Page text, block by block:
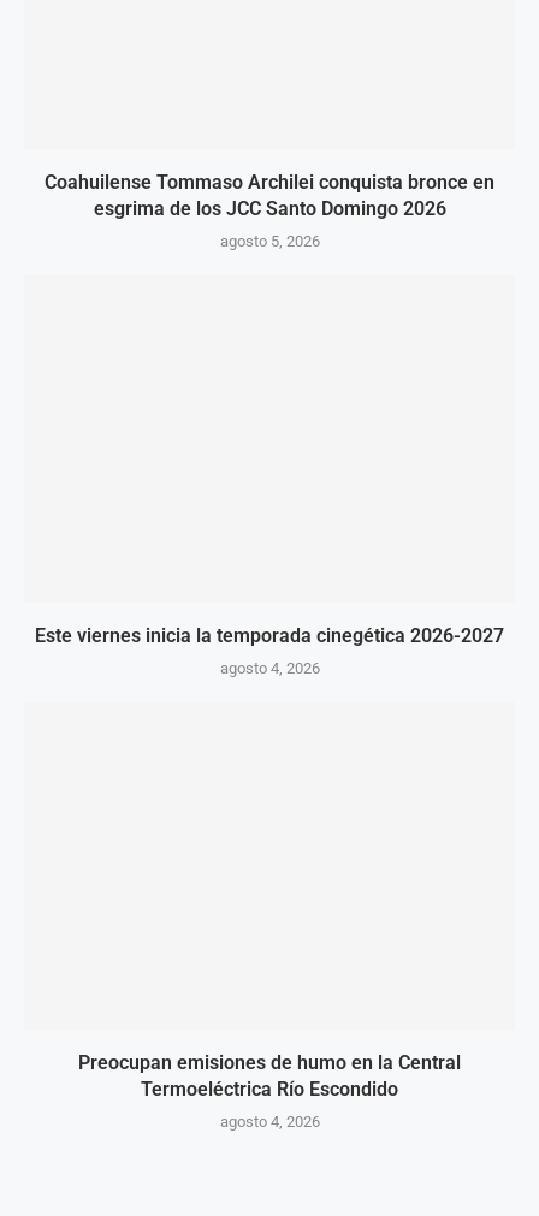
Coahuilense Tommaso Archilei conquista bronce en
esgrima de los JCC Santo Domingo 2026
agosto 5, 2026
Este viernes inicia la temporada cinegética 2026-2027
agosto 4, 2026
Preocupan emisiones de humo en la Central
Termoeléctrica Río Escondido
agosto 4, 2026